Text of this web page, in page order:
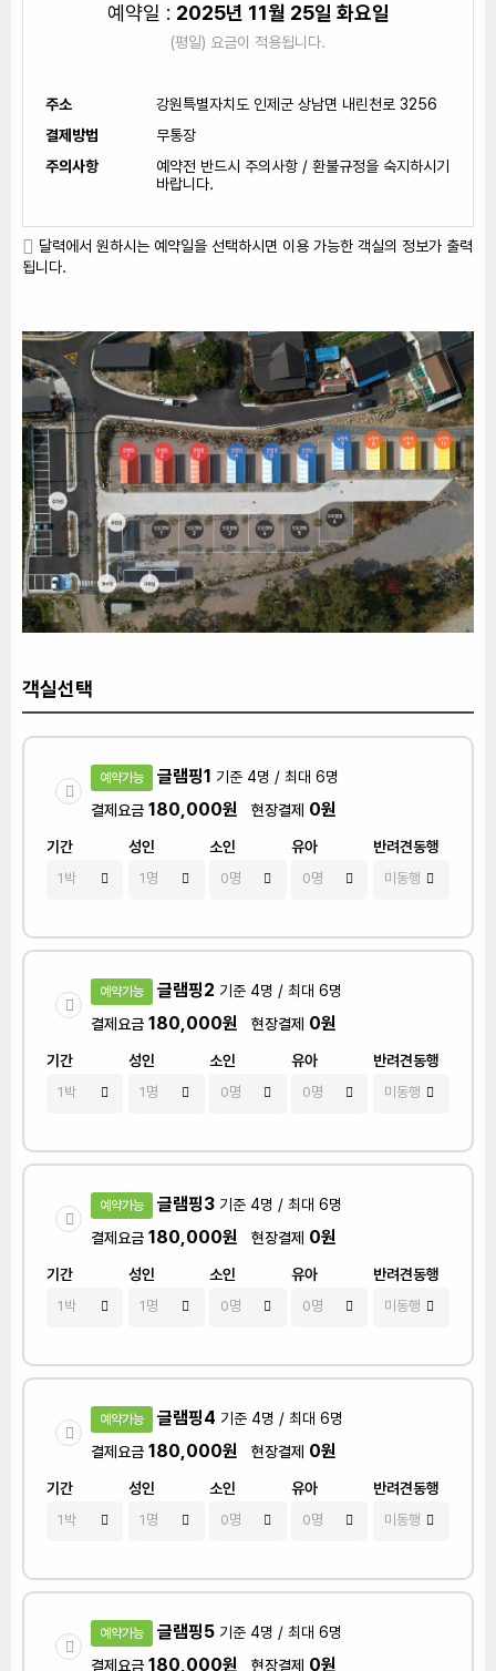
예약일 : 2025년 11월 25일 화요일
(평일) 요금이 적용됩니다.
주소
강원특별자치도 인제군 상남면 내린천로 3256
결제방법
무통장
주의사항
예약전 반드시 주의사항 / 환불규정을 숙지하시기
바랍니다.
달력에서 원하시는 예약일을 선택하시면 이용 가능한 객실의 정보가 출력
됩니다.
객실선택
예약가능 글램핑1 기준 4명 / 최대 6명
결제요금 180,000원 현장결제 0원
기간 성인 소인 유아 반려견동행
예약가능 글램핑2 기준 4명 / 최대 6명
결제요금 180,000원 현장결제 0원
기간 성인 소인 유아 반려견동행
예약가능 글램핑3 기준 4명 / 최대 6명
결제요금 180,000원 현장결제 0원
기간 성인 소인 유아 반려견동행
예약가능 글램핑4 기준 4명 / 최대 6명
결제요금 180,000원 현장결제 0원
기간 성인 소인 유아 반려견동행
예약가능 글램핑5 기준 4명 / 최대 6명
결제요금 180,000원 현장결제 0원